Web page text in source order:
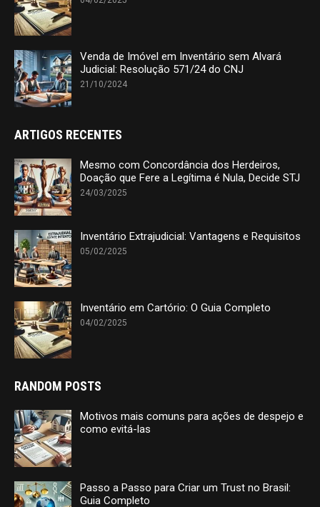
Venda de Imóvel em Inventário sem Alvará
Judicial: Resolução 571/24 do CNJ
21/10/2024
ARTIGOS RECENTES
Mesmo com Concordância dos Herdeiros,
Doação que Fere a Legítima é Nula, Decide STJ
24/03/2025
Inventário Extrajudicial: Vantagens e Requisitos
05/02/2025
Inventário em Cartório: O Guia Completo
04/02/2025
RANDOM POSTS
Motivos mais comuns para ações de despejo e
como evitá-las
Passo a Passo para Criar um Trust no Brasil:
Guia Completo